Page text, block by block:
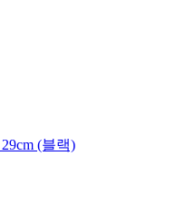
(블랙)